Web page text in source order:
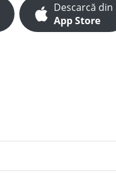
Descarcă din
App Store